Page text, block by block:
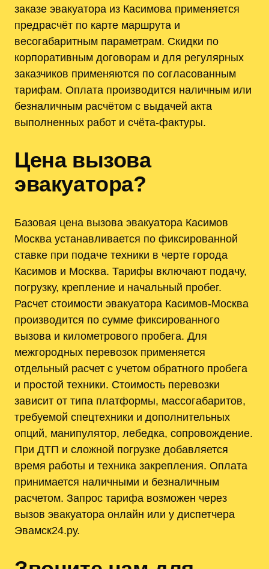
заказе эвакуатора из Касимова применяется
предрасчёт по карте маршрута и
весогабаритным параметрам. Скидки по
корпоративным договорам и для регулярных
заказчиков применяются по согласованным
тарифам. Оплата производится наличным или
безналичным расчётом с выдачей акта
выполненных работ и счёта-фактуры.
Цена вызова
эвакуатора?
Базовая цена вызова эвакуатора Касимов
Москва устанавливается по фиксированной
ставке при подаче техники в черте города
Касимов и Москва. Тарифы включают подачу,
погрузку, крепление и начальный пробег.
Расчет стоимости эвакуатора Касимов-Москва
производится по сумме фиксированного
вызова и километрового пробега. Для
межгородных перевозок применяется
отдельный расчет с учетом обратного пробега
и простой техники. Стоимость перевозки
зависит от типа платформы, массогабаритов,
требуемой спецтехники и дополнительных
опций, манипулятор, лебедка, сопровождение.
При ДТП и сложной погрузке добавляется
время работы и техника закрепления. Оплата
принимается наличными и безналичным
расчетом. Запрос тарифа возможен через
вызов эвакуатора онлайн или у диспетчера
Эвамск24.ру.